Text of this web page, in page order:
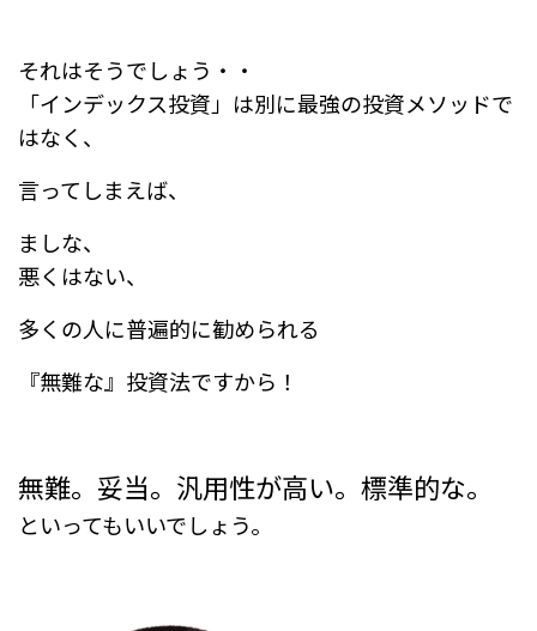
それはそうでしょう・・
「インデックス投資」は別に最強の投資メソッドで
はなく、
言ってしまえば、
ましな、
悪くはない、
多くの人に普遍的に勧められる
『無難な』投資法ですから！
無難。妥当。汎用性が高い。標準的な。
といってもいいでしょう。